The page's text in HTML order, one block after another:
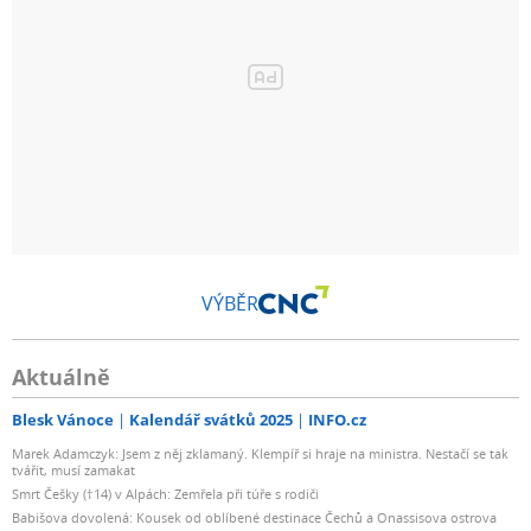
VÝBĚR
Aktuálně
Blesk Vánoce Kalendář svátků 2025 INFO.cz
Marek Adamczyk: Jsem z něj zklamaný. Klempíř si hraje na ministra. Nestačí se tak
tvářit, musí zamakat
Smrt Češky (†14) v Alpách: Zemřela při túře s rodiči
Babišova dovolená: Kousek od oblíbené destinace Čechů a Onassisova ostrova